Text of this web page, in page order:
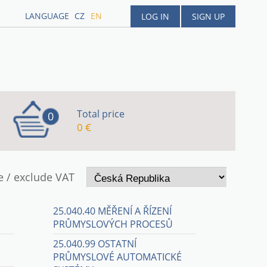
LOG IN SIGN UP
LANGUAGE CZ EN
0 Total price
0 €
/ exclude VAT
25.040.40 MĚŘENÍ A ŘÍZENÍ
PRŮMYSLOVÝCH PROCESŮ
25.040.99 OSTATNÍ
PRŮMYSLOVÉ AUTOMATICKÉ